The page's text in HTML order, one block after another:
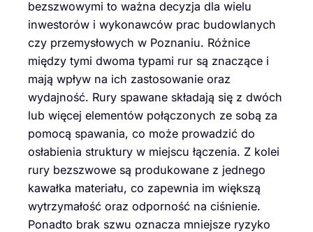
bezszwowymi to ważna decyzja dla wielu
inwestorów i wykonawców prac budowlanych
czy przemysłowych w Poznaniu. Różnice
między tymi dwoma typami rur są znaczące i
mają wpływ na ich zastosowanie oraz
wydajność. Rury spawane składają się z dwóch
lub więcej elementów połączonych ze sobą za
pomocą spawania, co może prowadzić do
osłabienia struktury w miejscu łączenia. Z kolei
rury bezszwowe są produkowane z jednego
kawałka materiału, co zapewnia im większą
wytrzymałość oraz odporność na ciśnienie.
Ponadto brak szwu oznacza mniejsze ryzyko